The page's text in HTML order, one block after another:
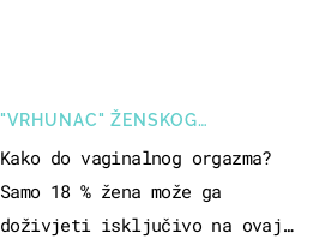
"VRHUNAC" ŽENSKOG
SEKSUALNOG ISKUSTVA
Kako do vaginalnog orgazma?
Samo 18 % žena može ga
doživjeti isključivo na ovaj